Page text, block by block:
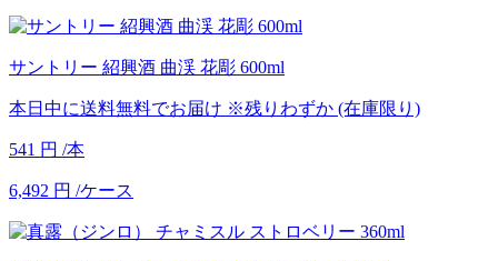
サントリー 紹興酒 曲渓 花彫 600ml
本日中に送料無料でお届け ※残りわずか (在庫限り)
541 円 /本
6,492 円 /ケース